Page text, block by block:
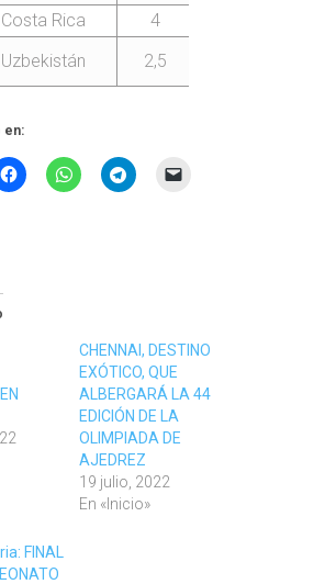
Costa Rica
4
Uzbekistán
2,5
en:
CHENNAI, DESTINO
EXÓTICO, QUE
ALBERGARÁ LA 44
EDICIÓN DE LA
OLIMPIADA DE
AJEDREZ
19 julio, 2022
En «Inicio»
FINAL